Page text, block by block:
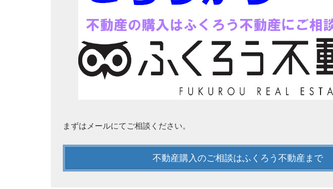
まずはメールにてご相談ください。
不動産購入のご相談はふくろう不動産まで